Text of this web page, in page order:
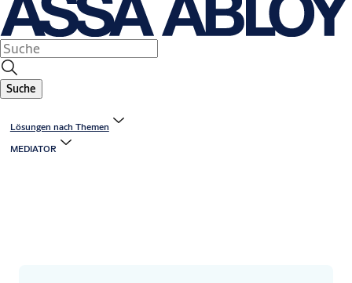
Suche
Lösungen nach Themen
MEDIATOR